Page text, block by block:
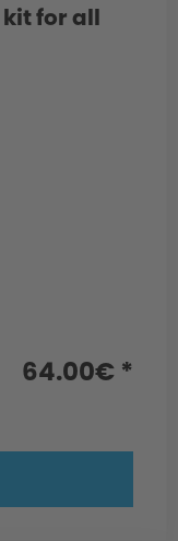
for all
64.00€ *